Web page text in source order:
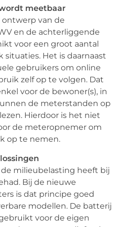
meetbaar
van de
en de achterliggende
voor een groot aantal
Het is daarnaast
gebruikers om online
zelf op te volgen. Dat
voor de bewoner(s), in
de meterstanden op
Hierdoor is het niet
de meteropnemer om
op te nemen.
milieubelasting heeft bij
Bij de nieuwe
is dat principe goed
modellen. De batterij
voor de eigen